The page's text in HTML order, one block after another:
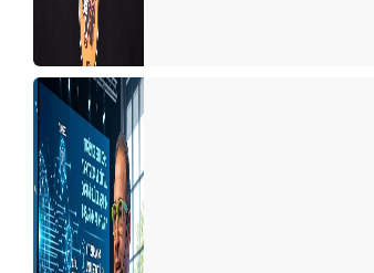
Turizm Yazarları ile buluşma ve Yıldıray Karaer
Siyasetin turizme bakış açısı
ITB Berlin Turizm Fuarının ardından
Otelciler arada kaldı
Otelciler, depremzedelerin yaralarını sarıyor
Turizmde 2022’nin Ardından 2023 yılı beklentileri
Konaklama vergisi muamması sürüyor